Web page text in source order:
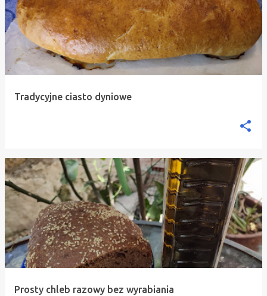
Tradycyjne ciasto dyniowe
Prosty chleb razowy bez wyrabiania